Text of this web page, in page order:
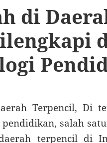
di
Terpencil, Di
salah
terpencil di